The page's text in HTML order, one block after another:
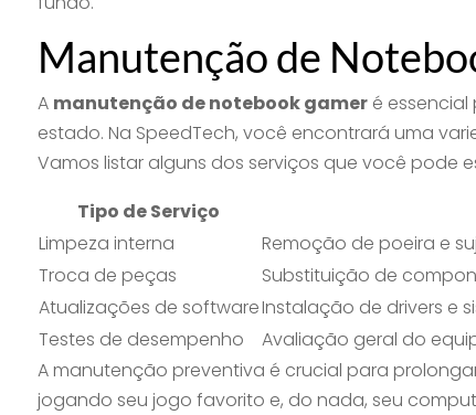
Manutenção de
A manutenção de notebook gameré essencial
estado. Na SpeedTech, você encontrará uma
Vamos listar alguns dos serviços que você pode
Tipo de Serviço
Limpeza interna
Remoção de poeira e
Troca de peças
Substituição de
Atualizações de softwareInstalação de drivers e
Testes de desempenho
Avaliação geral do
A manutenção preventiva é crucial para
jogando seu jogo favorito e, do nada, seu